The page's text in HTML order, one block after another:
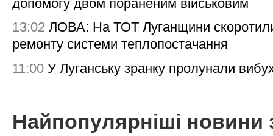
допомогу двом пораненим військовим
13:02 ЛОВА: На ТОТ Луганщини
ремонту системи теплопостачання
11:00 У Луганську зранку пролунали
Найпопулярніші новини